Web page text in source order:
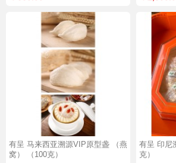
有呈 马来西亚溯源VIP原型盏 （燕
窝） （100克）
有呈 印尼
克）